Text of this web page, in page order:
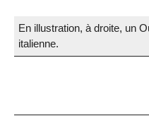
En illustration, à droite, un
italienne.